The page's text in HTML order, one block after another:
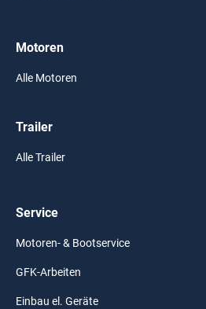
Motoren
Alle Motoren
Trailer
Alle Trailer
Service
Motoren- & Bootservice
GFK-Arbeiten
Einbau el. Geräte